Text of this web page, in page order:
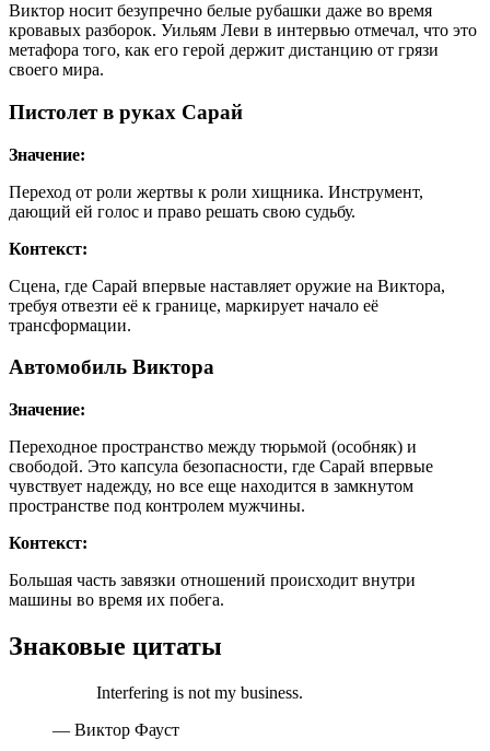
Виктор носит безупречно белые рубашки даже во время
кровавых разборок. Уильям Леви в интервью отмечал, что это
метафора того, как его герой держит дистанцию от грязи
своего мира.
Пистолет в руках Сарай
Значение:
Переход от роли жертвы к роли хищника. Инструмент,
дающий ей голос и право решать свою судьбу.
Контекст:
Сцена, где Сарай впервые наставляет оружие на Виктора,
требуя отвезти её к границе, маркирует начало её
трансформации.
Автомобиль Виктора
Значение:
Переходное пространство между тюрьмой (особняк) и
свободой. Это капсула безопасности, где Сарай впервые
чувствует надежду, но все еще находится в замкнутом
пространстве под контролем мужчины.
Контекст:
Большая часть завязки отношений происходит внутри
машины во время их побега.
Знаковые цитаты
Interfering is not my business.
— Виктор Фауст